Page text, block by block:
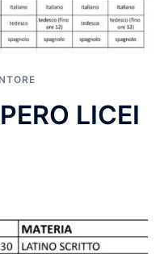
LICEI